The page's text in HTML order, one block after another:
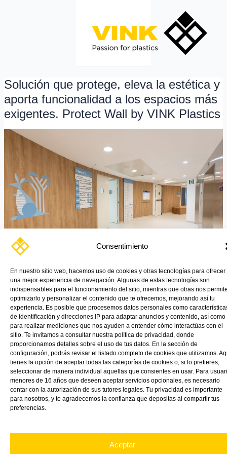
Consentimiento
En nuestro sitio web, hacemos uso de cookies y otras tecnologías para ofrecer
una mejor experiencia de navegación. Algunas de estas tecnologías son
indispensables para el funcionamiento del sitio, mientras que otras nos
optimizarlo y personalizar el contenido que te ofrecemos, mejorando así tu
experiencia. Es posible que procesemos datos personales como
de identificación y direcciones IP para adaptar anuncios y contenido, así como
para realizar mediciones que nos ayuden a entender cómo interactúas con el
sitio. Te invitamos a consultar nuestra política de privacidad, donde
proporcionamos detalles sobre el uso de tus datos. En la sección de
configuración, podrás revisar el listado completo de cookies que utilizamos.
tienes la opción de aceptar todas las categorías de cookies o, si lo prefieres,
seleccionar de manera individual aquellas que consientes en usar. Para
menores de 16 años que deseen aceptar servicios opcionales, es necesario
contar con la autorización de sus tutores legales. Tu privacidad es importante
para nosotros, y te agradecemos la confianza que depositas al compartir tus
preferencias.
Aceptar
Solución que protege, eleva la estética y
aporta funcionalidad a los espacios más
exigentes. Protect Wall by VINK Plastics
Solución que protege, eleva la estética y aporta funcionalidad a los
espacios más exigentes En VINK Plastics creemos que los […]
Solución
protege,
eleva
la
estética
funcionalidad
espacios
más
exigentes.
Protect
Wall
VINK
Plastics
Read More »